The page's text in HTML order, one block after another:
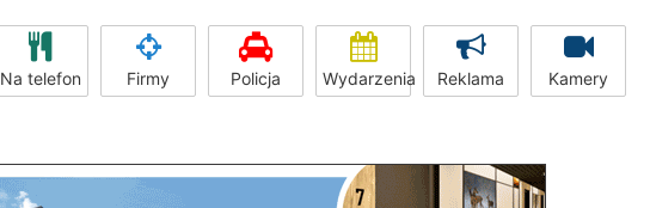
Na telefon Firmy Policja Wydarzenia Reklama Kamery